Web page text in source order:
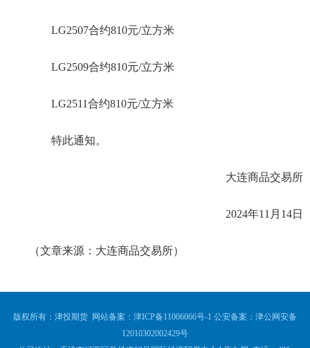
LG2507合约810元/立方米
LG2509合约810元/立方米
LG2511合约810元/立方米
特此通知。
大连商品交易所
2024年11月14日
（文章来源：大连商品交易所）
版权所有：津投期货 网站备案： 津ICP备11006066号-1 公安备案： 津公网安备
12010302002429号